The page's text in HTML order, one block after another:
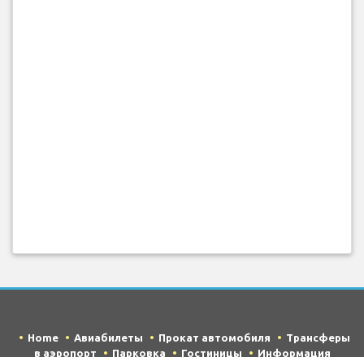
Home Авиабилеты Прокат автомобиля
Трансферы
в аэропорт
Парковка Гостиницы Информация